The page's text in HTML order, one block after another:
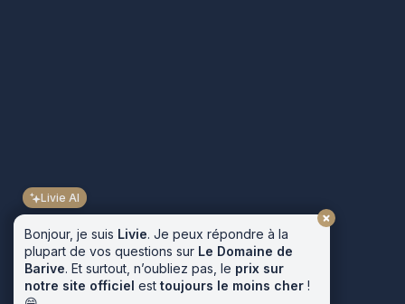
Bonjour, je suis Livie. Je peux répondre à la
plupart de vos questions sur Le Domaine de
Barive. Et surtout, n’oubliez pas, le prix sur
notre site officiel est toujours le moins cher !
Livie AI